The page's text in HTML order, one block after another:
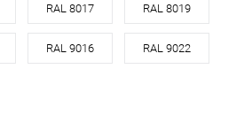
RAL 8017 RAL 8019
RAL 9016 RAL 9022